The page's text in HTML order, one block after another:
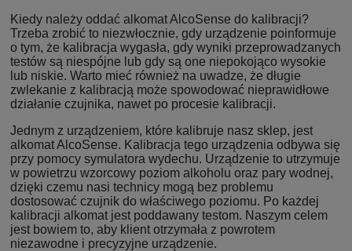
Kiedy należy oddać alkomat AlcoSense do kalibracji?
Trzeba zrobić to niezwłocznie, gdy urządzenie poinformuje
o tym, że kalibracja wygasła, gdy wyniki przeprowadzanych
testów są niespójne lub gdy są one niepokojąco wysokie
lub niskie. Warto mieć również na uwadze, że długie
zwlekanie z kalibracją może spowodować nieprawidłowe
działanie czujnika, nawet po procesie kalibracji.
Jednym z urządzeniem, które kalibruje nasz sklep, jest
alkomat AlcoSense. Kalibracja tego urządzenia odbywa się
przy pomocy symulatora wydechu. Urządzenie to utrzymuje
w powietrzu wzorcowy poziom alkoholu oraz pary wodnej,
dzięki czemu nasi technicy mogą bez problemu
dostosować czujnik do właściwego poziomu. Po każdej
kalibracji alkomat jest poddawany testom. Naszym celem
jest bowiem to, aby klient otrzymała z powrotem
niezawodne i precyzyjne urządzenie.